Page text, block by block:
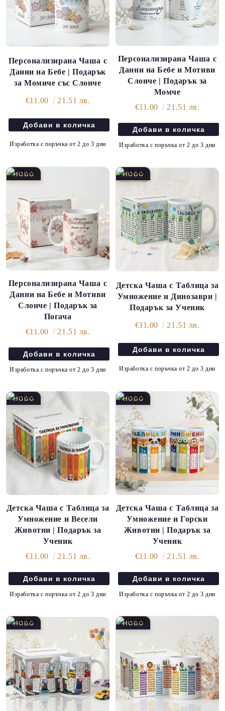
Персонализирана Чаша с
Данни на Бебе | Подарък
за Момиче със Слонче
€11.00 21.51 лв.
Изработка с поръчка от 2 до 3 дни
Персонализирана Чаша с
Данни на Бебе и Мотиви
Слонче | Подарък за
Момче
€11.00
21.51 лв.
Изработка с поръчка от 2 до 3 дни
Персонализирана Чаша с
Данни на Бебе и Мотиви
Слонче | Подарък за
Погача
€11.00
21.51 лв.
Изработка с поръчка от 2 до 3 дни
Детска Чаша с Таблица за
Умножение и Динозаври |
Подарък за Ученик
€11.00 21.51 лв.
Изработка с поръчка от 2 до 3 дни
Детска Чаша с Таблица за
Умножение и Весели
Животни | Подарък за
Ученик
€11.00
21.51 лв.
Изработка с поръчка от 2 до 3 дни
Детска Чаша с Таблица за
Умножение и Горски
Животни | Подарък за
Ученик
€11.00
21.51 лв.
Изработка с поръчка от 2 до 3 дни